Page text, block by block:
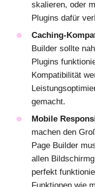
skalieren, oder
Plugins dafür
Caching-
Builder sollte
Plugins
Kompatibilität
gemacht.
Mobile
machen den
Page Builder
allen
perfekt